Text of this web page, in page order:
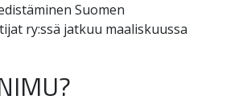
Suomen
ry:ssä jatkuu maaliskuussa